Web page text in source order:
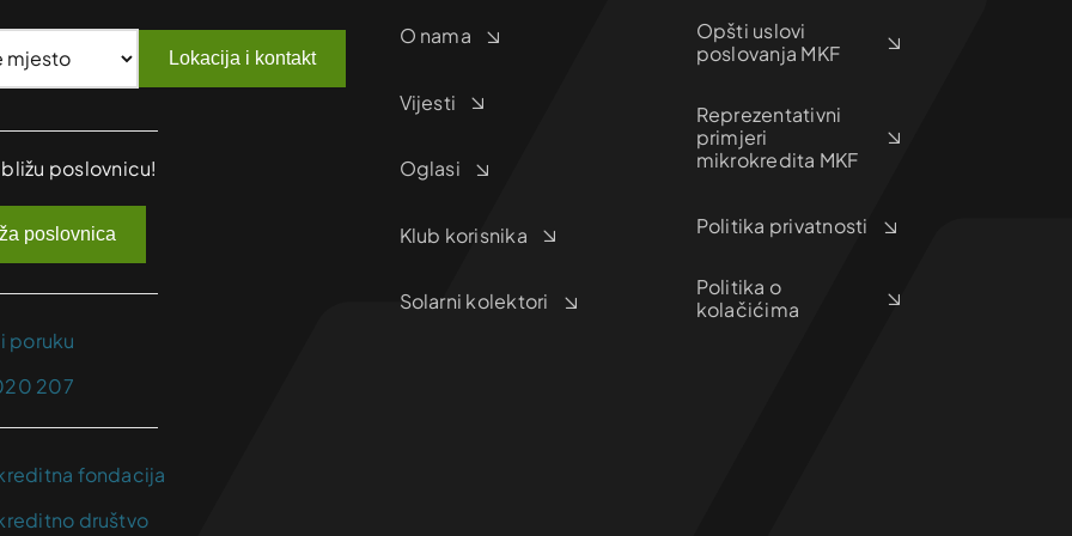
Lokacija i kontakt
poslovnicu!
poslovnica
poruku
207
fondacija
društvo
O nama
Vijesti
Oglasi
Klub korisnika
Solarni kolektori
Opšti uslovi
poslovanja MKF
Reprezentativni
primjeri
mikrokredita MKF
Politika privatnosti
Politika o
kolačićima